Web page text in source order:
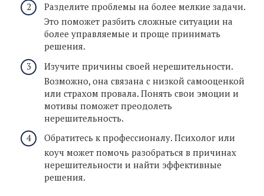
Разделите проблемы на более мелкие задачи.
Это поможет разбить сложные ситуации на
более управляемые и проще принимать
решения.
Изучите причины своей нерешительности.
Возможно, она связана с низкой самооценкой
или страхом провала. Понять свои эмоции и
мотивы поможет преодолеть
нерешительность.
Обратитесь к профессионалу. Психолог или
коуч может помочь разобраться в причинах
нерешительности и найти эффективные
решения.